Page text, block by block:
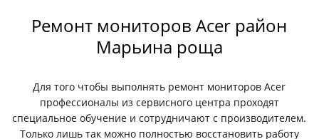
Ремонт мониторов Acer район
Марьина роща
Для того чтобы выполнять ремонт мониторов Acer
профессионалы из сервисного центра проходят
специальное обучение и сотрудничают с производителем.
Только лишь так можно полностью восстановить работу